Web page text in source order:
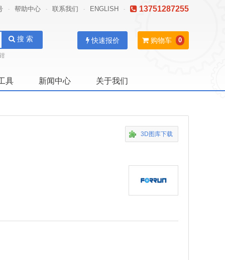
- 帮助中心 - 联系我们 - ENGLISH - 13751287255
搜 索 购物车 0
快速报价
具 新闻中心 关于我们
3D图库下载